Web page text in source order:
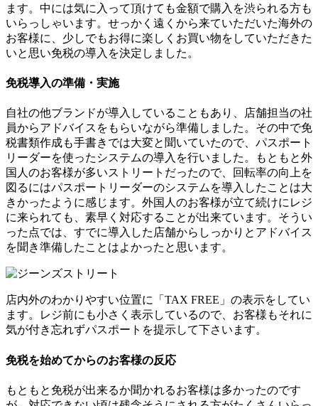
ます。中には気に入って頂けても金額で購入を渋られる方も
いらっしゃいます。せっかく遠くから来ていただいた海外の
お客様に、少しでもお得に楽しくお買い物をしていただきた
いと思い免税の導入を決定しました。
免税導入の準備・実施
自社の他ブランドが導入していることもあり、店舗担当の社
員からアドバイスをもらいながら準備しました。その中で免
税書類作成も手書きでは大変と聞いていたので、パスポート
リーダーを使ったシステムの導入を行いました。もともと外
国人のお客様が多いストリートだったので、回転率の向上を
図るにはパスポートリーダーのシステムを導入したことは大
きかったように感じます。外国人のお客様が立て続けにレジ
に来られても、素早く対応することが出来ています。そうい
った点では、すでに導入した店舗からしっかりとアドバイス
を聞き準備したことはよかったと思います。
店内外のわかりやすい位置に「TAX FREE」の表示をしてい
ます。レジ前にも小さく表示しているので、お客様もそれに
気が付き忘れずパスポートを提示して下さいます。
免税を始めてからのお客様の反応
もともと免税が出来るか聞かれるお客様は多かったのです